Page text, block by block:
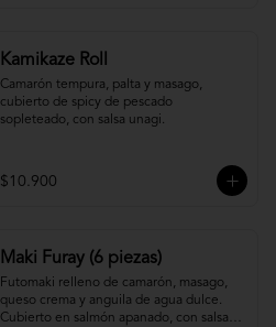
Kamikaze Roll
Camarón tempura, palta y masago,
cubierto de spicy de pescado
sopleteado, con salsa unagi.
$10.900
Maki Furay (6 piezas)
Futomaki relleno de camarón, masago,
queso crema y anguila de agua dulce.
Cubierto en salmón apanado, con salsa